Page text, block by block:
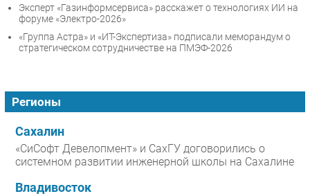
Эксперт «Газинформсервиса» расскажет о технологиях ИИ на
форуме «Электро-2026»
«Группа Астра» и «ИТ-Экспертиза» подписали меморандум о
стратегическом сотрудничестве на ПМЭФ-2026
Регионы
Сахалин
«СиСофт Девелопмент» и СахГУ договорились о
системном развитии инженерной школы на Сахалине
Владивосток